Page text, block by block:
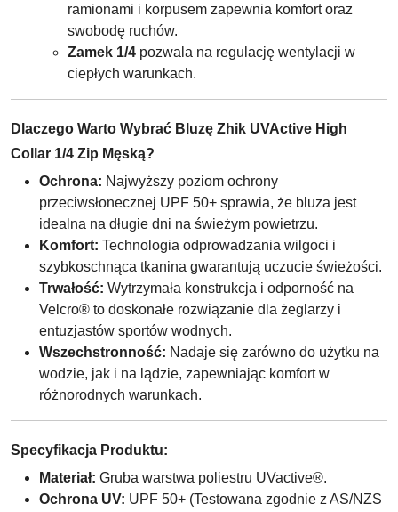
ramionami i korpusem zapewnia komfort oraz
swobodę ruchów.
Zamek 1/4 pozwala na regulację wentylacji w
ciepłych warunkach.
Dlaczego Warto Wybrać Bluzę Zhik UVActive High
Collar 1/4 Zip Męską?
Ochrona: Najwyższy poziom ochrony
przeciwsłonecznej UPF 50+ sprawia, że bluza jest
idealna na długie dni na świeżym powietrzu.
Komfort: Technologia odprowadzania wilgoci i
szybkoschnąca tkanina gwarantują uczucie świeżości.
Trwałość: Wytrzymała konstrukcja i odporność na
Velcro® to doskonałe rozwiązanie dla żeglarzy i
entuzjastów sportów wodnych.
Wszechstronność: Nadaje się zarówno do użytku na
wodzie, jak i na lądzie, zapewniając komfort w
różnorodnych warunkach.
Specyfikacja Produktu:
Materiał: Gruba warstwa poliestru UVactive®.
Ochrona UV: UPF 50+ (Testowana zgodnie z AS/NZS